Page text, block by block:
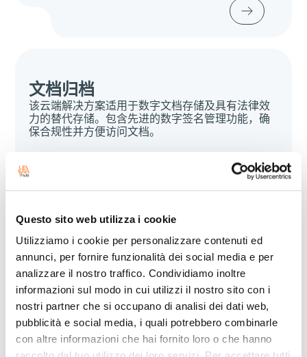
Questo sito web utilizza i cookie
Utilizziamo i cookie per personalizzare contenuti ed
annunci, per fornire funzionalità dei social media e per
analizzare il nostro traffico. Condividiamo inoltre
informazioni sul modo in cui utilizzi il nostro sito con i
nostri partner che si occupano di analisi dei dati web,
pubblicità e social media, i quali potrebbero combinarle
con altre informazioni che hai fornito loro o che hanno
文档归档
该云端解决方案适用于数字文档存储及具有法律效
力的替代存储。包含先进的数字签名管理功能，确
保合规性并方便访问文档。
云端CRM软件
专为供应链设计的云端CRM软件：集中管理所有客
户信息，加速现货报价处理，提升服务效率与个性
化水平。